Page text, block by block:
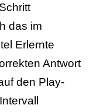
das im
Erlernte
Antwort
den Play-